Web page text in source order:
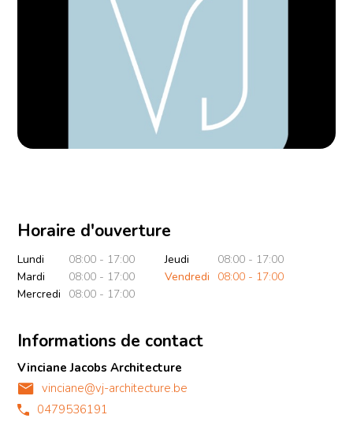
Horaire d'ouverture
Lundi
08:00 - 17:00
Mardi
08:00 - 17:00
Mercredi
08:00 - 17:00
Jeudi
08:00 - 17:00
Vendredi
08:00 - 17:00
Informations de contact
Vinciane Jacobs Architecture
vinciane@vj-architecture.be
0479536191